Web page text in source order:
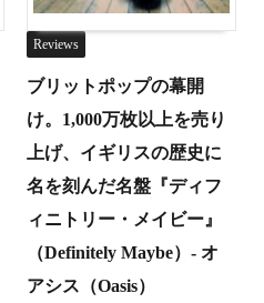
Reviews
ブリットポップの幕開
け。1,000万枚以上を売り
上げ、イギリスの歴史に
名を刻んだ名盤『ディフ
ィニトリー・メイビー』
（Definitely Maybe）- オ
アシス（Oasis）